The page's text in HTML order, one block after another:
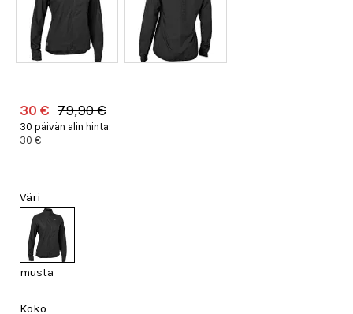
30 € 79,90 €
30 päivän alin hinta:
30 €
Väri
musta
Koko